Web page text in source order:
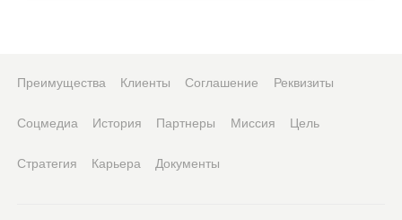
Преимущества Клиенты Соглашение Реквизиты
Соцмедиа История Партнеры Миссия Цель
Стратегия Карьера Документы